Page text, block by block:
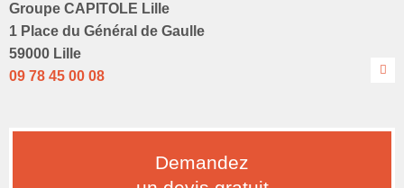
Groupe CAPITOLE Lille
1 Place du Général de Gaulle
59000 Lille
09 78 45 00 08
Demandez